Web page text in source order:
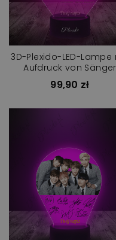
3D-Plexido-LED-Lampe
Aufdruck von Sänger
Taylor Swift
99,90 zł